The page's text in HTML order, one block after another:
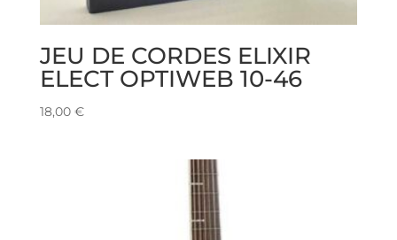
JEU DE CORDES ELIXIR
ELECT OPTIWEB 10-46
18,00 €